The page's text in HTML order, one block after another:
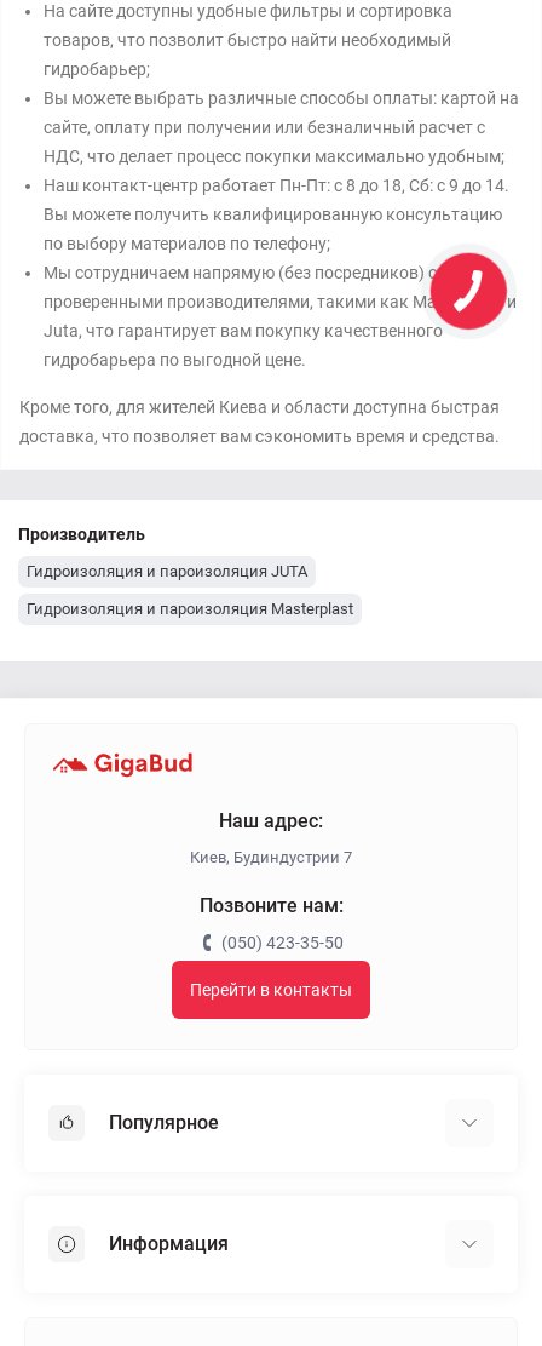
На сайте доступны удобные фильтры и сортировка
товаров, что позволит быстро найти необходимый
гидробарьер;
Вы можете выбрать различные способы оплаты: картой на
сайте, оплату при получении или безналичный расчет с
НДС, что делает процесс покупки максимально удобным;
Наш контакт-центр работает Пн-Пт: с 8 до 18, Сб: с 9 до 14.
Вы можете получить квалифицированную консультацию
по выбору материалов по телефону;
Мы сотрудничаем напрямую (без посредников) с
проверенными производителями, такими как Masterplast и
Juta, что гарантирует вам покупку качественного
гидробарьера по выгодной цене.
Кроме того, для жителей Киева и области доступна быстрая
доставка, что позволяет вам сэкономить время и средства.
Производитель
Гидроизоляция и пароизоляция JUTA
Гидроизоляция и пароизоляция Masterplast
Наш адрес:
Киев, Будиндустрии 7
Позвоните нам:
(050) 423-35-50
Перейти в контакты
Популярное
Пенопласт
Информация